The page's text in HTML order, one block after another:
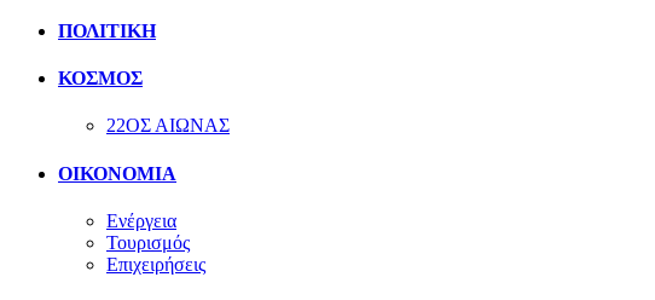
ΠΟΛΙΤΙΚΗ
ΚΟΣΜΟΣ
22ΟΣ ΑΙΩΝΑΣ
ΟΙΚΟΝΟΜΙΑ
Ενέργεια
Τουρισμός
Επιχειρήσεις